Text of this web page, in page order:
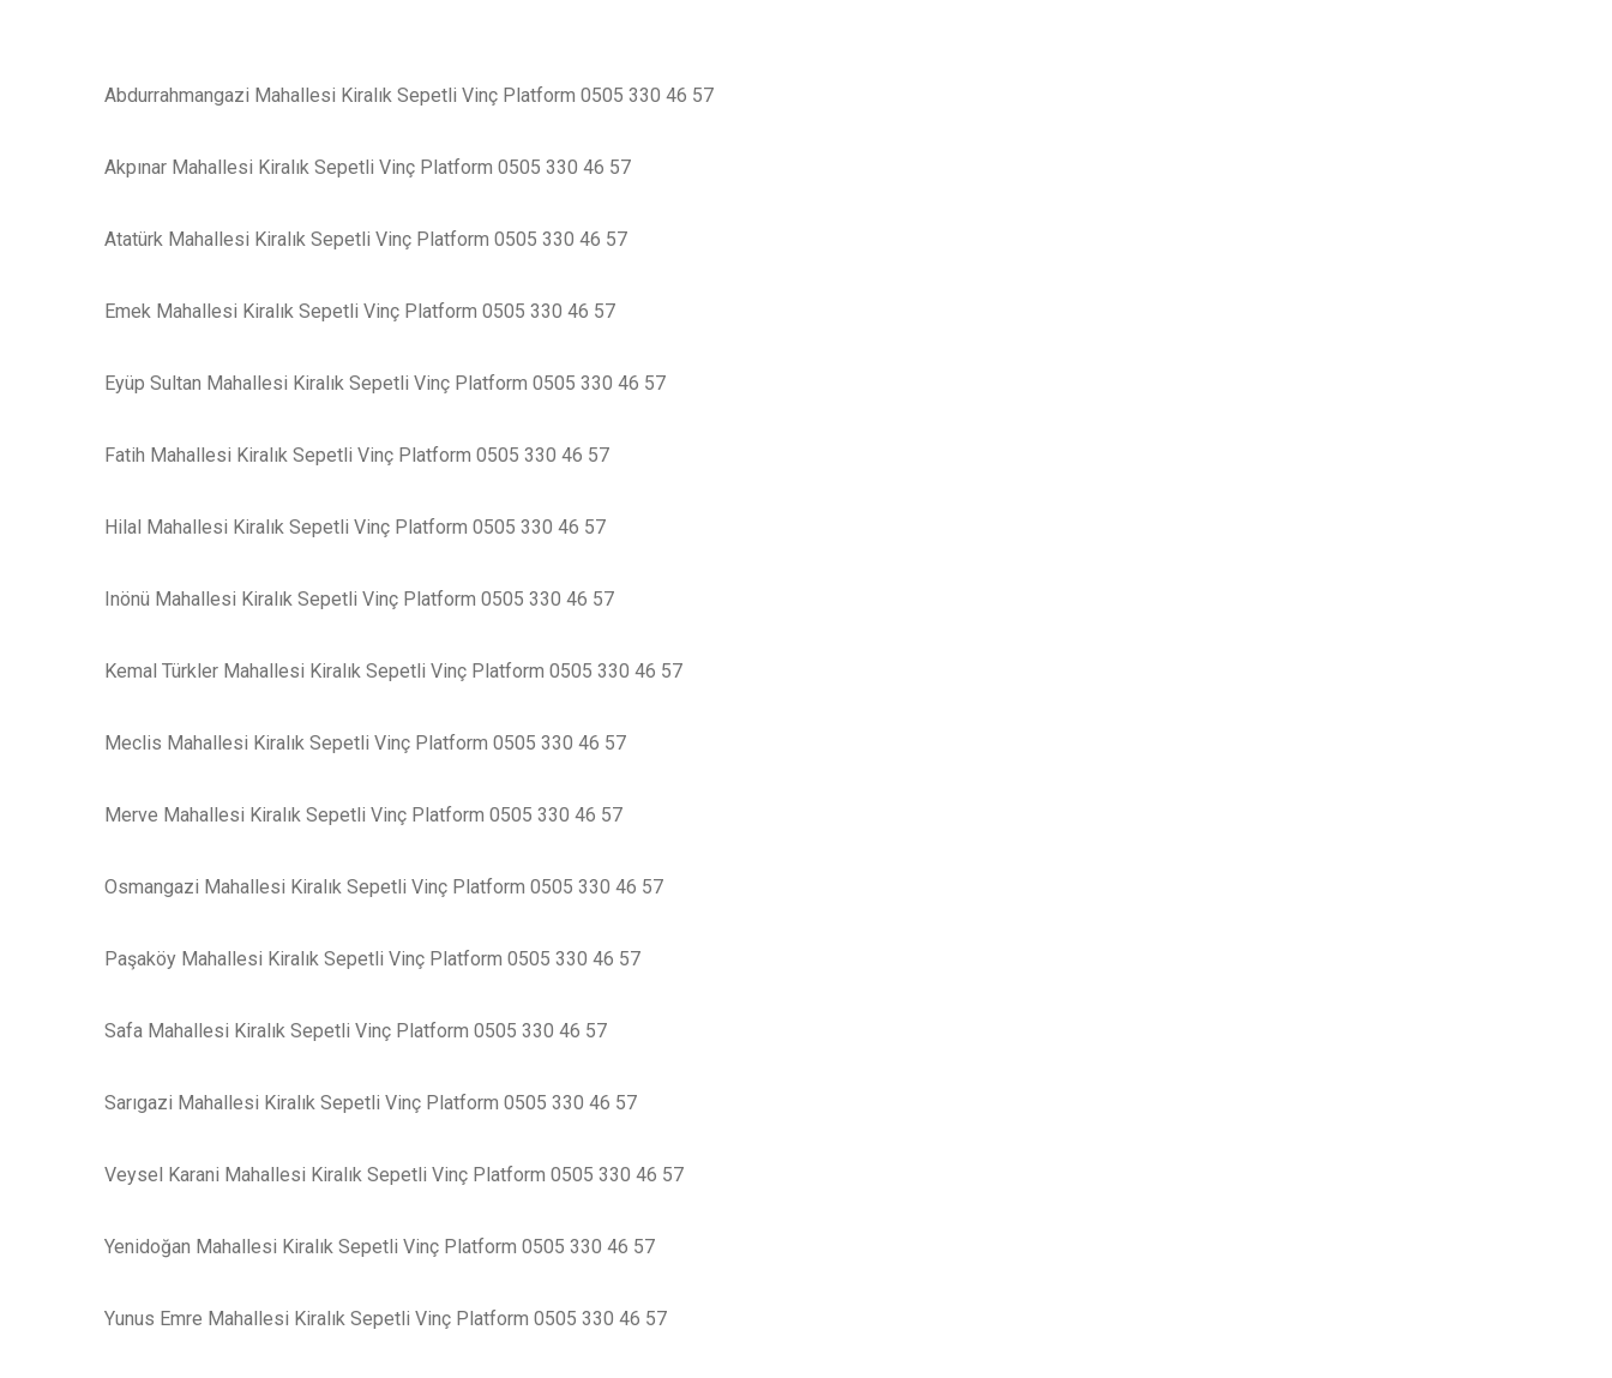
Abdurrahmangazi Mahallesi Kiralık Sepetli Vinç Platform 0505 330 46 57
Akpınar Mahallesi Kiralık Sepetli Vinç Platform 0505 330 46 57
Atatürk Mahallesi Kiralık Sepetli Vinç Platform 0505 330 46 57
Emek Mahallesi Kiralık Sepetli Vinç Platform 0505 330 46 57
Eyüp Sultan Mahallesi Kiralık Sepetli Vinç Platform 0505 330 46 57
Fatih Mahallesi Kiralık Sepetli Vinç Platform 0505 330 46 57
Hilal Mahallesi Kiralık Sepetli Vinç Platform 0505 330 46 57
Inönü Mahallesi Kiralık Sepetli Vinç Platform 0505 330 46 57
Kemal Türkler Mahallesi Kiralık Sepetli Vinç Platform 0505 330 46 57
Meclis Mahallesi Kiralık Sepetli Vinç Platform 0505 330 46 57
Merve Mahallesi Kiralık Sepetli Vinç Platform 0505 330 46 57
Osmangazi Mahallesi Kiralık Sepetli Vinç Platform 0505 330 46 57
Paşaköy Mahallesi Kiralık Sepetli Vinç Platform 0505 330 46 57
Safa Mahallesi Kiralık Sepetli Vinç Platform 0505 330 46 57
Sarıgazi Mahallesi Kiralık Sepetli Vinç Platform 0505 330 46 57
Veysel Karani Mahallesi Kiralık Sepetli Vinç Platform 0505 330 46 57
Yenidoğan Mahallesi Kiralık Sepetli Vinç Platform 0505 330 46 57
Yunus Emre Mahallesi Kiralık Sepetli Vinç Platform 0505 330 46 57